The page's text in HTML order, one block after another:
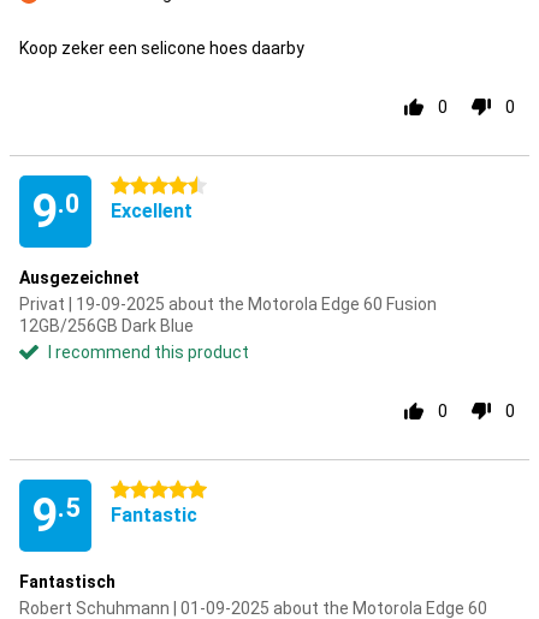
Con
Koop zeker een selicone hoes daarby
0 0
9.0
4.5 stars
Excellent
Ausgezeichnet
Privat | 19-09-2025 about the Motorola Edge 60 Fusion
12GB/256GB Dark Blue
I recommend this product
0 0
9.5
5 stars
Fantastic
Fantastisch
Robert Schuhmann | 01-09-2025 about the Motorola Edge 60